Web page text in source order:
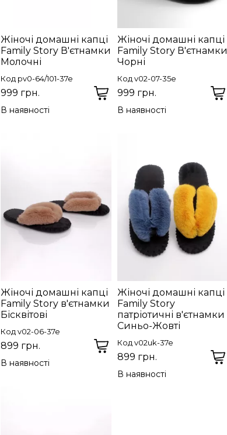
Жіночі домашні капці
Family Story В'єтнамки
Молочні
Код pv0-64/101-37e
999 грн.
В наявності
Жіночі домашні капці
Family Story В'єтнамки
Чорні
Код v02-07-35e
999 грн.
В наявності
Жіночі домашні капці
Family Story в'єтнамки
Бісквітові
Код v02-06-37e
899 грн.
В наявності
Жіночі домашні капці
Family Story
патріотичні в'єтнамки
Синьо-Жовті
Код v02uk-37e
899 грн.
В наявності